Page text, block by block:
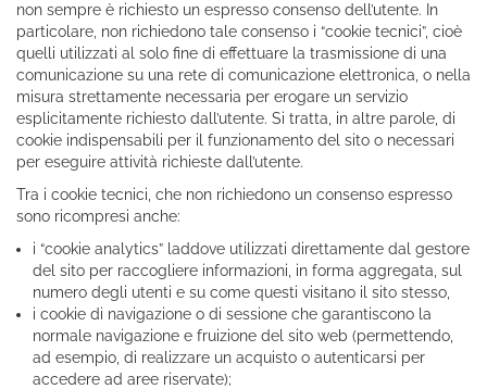
non sempre è richiesto un espresso consenso dell’utente. In
particolare, non richiedono tale consenso i “cookie tecnici”, cioè
quelli utilizzati al solo fine di effettuare la trasmissione di una
comunicazione su una rete di comunicazione elettronica, o nella
misura strettamente necessaria per erogare un servizio
esplicitamente richiesto dall’utente. Si tratta, in altre parole, di
cookie indispensabili per il funzionamento del sito o necessari
per eseguire attività richieste dall’utente.
Tra i cookie tecnici, che non richiedono un consenso espresso
sono ricompresi anche:
i “cookie analytics” laddove utilizzati direttamente dal gestore
del sito per raccogliere informazioni, in forma aggregata, sul
numero degli utenti e su come questi visitano il sito stesso,
i cookie di navigazione o di sessione che garantiscono la
normale navigazione e fruizione del sito web (permettendo,
ad esempio, di realizzare un acquisto o autenticarsi per
accedere ad aree riservate);